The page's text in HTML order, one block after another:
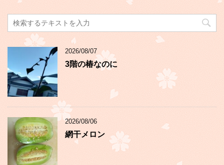
2026/08/07
3階の椿なのに
2026/08/06
網干メロン